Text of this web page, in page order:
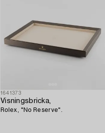
1641373
Visningsbricka,
Rolex, "No Reserve".